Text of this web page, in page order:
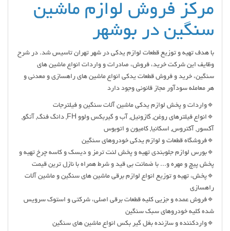
مرکز فروش لوازم ماشین
سنگین در بوشهر
با هدف تهیه و توزیع قطعات لوازم یدکی در شهر تهران تاسیس شد. در شرح
وظایف این شرکت خرید، فروش، صادرات و واردات انواع ماشین های
سنگین، خرید و فروش قطعات یدکی انواع ماشین های راهسازی و معدنی و
هر معامله سودآور مجاز قانونی وجود دارد
🔹واردات و پخش لوازم یدکی ماشین آلات سنگین و فیلترجات
🔹انواع فیلترهای روغن, گازوئیل, آب و گیربکس ولوو FH, دانگ فنگ, آتگو,
آکسور, آکتروس, اسکانیا, کامیون و اتوبوس
🔹فروشگاه قطعات و لوازم یدکی خودروهای سنگین
🔹بورس لوازم جلوبندی تهیه و پخش لنت ترمز و دیسک و کاسه چرخ تهیه و
پخش پیچ و مهره و... با ضمانت بی قید و شرط همراه با نازل ترین قیمت
🔹پخش، تهیه و توزیع انواع لوازم برقی ماشین های سنگین و ماشین آلات
راهسازی
🔹فروش عمده و جزیی کلیه قطعات برقی اصلی، شرکتی و استوک سرویس
شده کلیه خودروهای سبک سنگین
🔹واردكننده و سازنده بغل گير بكس انواع ماشين هاي سنگين